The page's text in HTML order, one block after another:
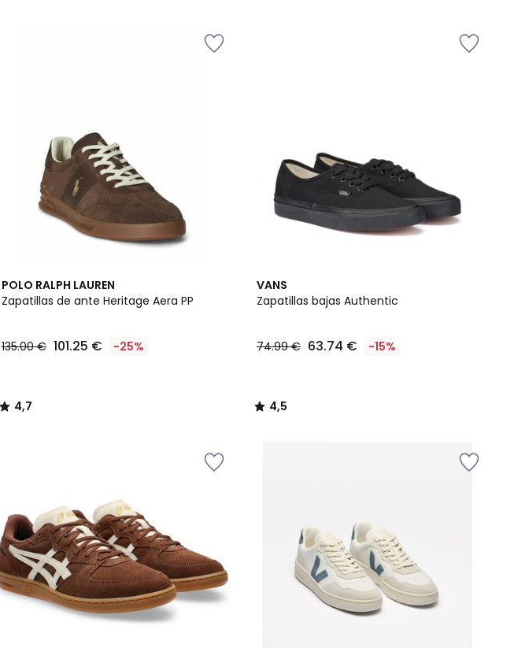
POLO RALPH LAUREN
Zapatillas de ante Heritage Aera PP
135.00 € 101.25 € -25%
4,7
/ 5
4,7
/
VANS
Zapatillas bajas Authentic
74.99 € 63.74 € -15%
4,5
/ 5
4,5
/